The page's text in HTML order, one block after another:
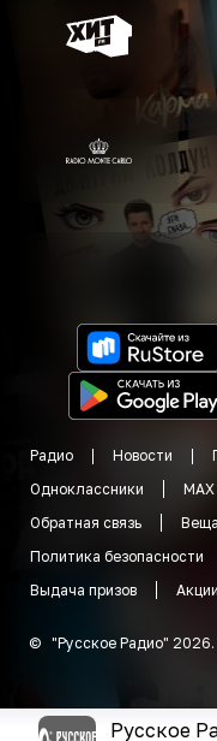
Радио Новости
Одноклассники
MAX
Обратная связь
Политика безопасности
Выдача призов
Акции
© "Русское Радио" 2026.
Русское